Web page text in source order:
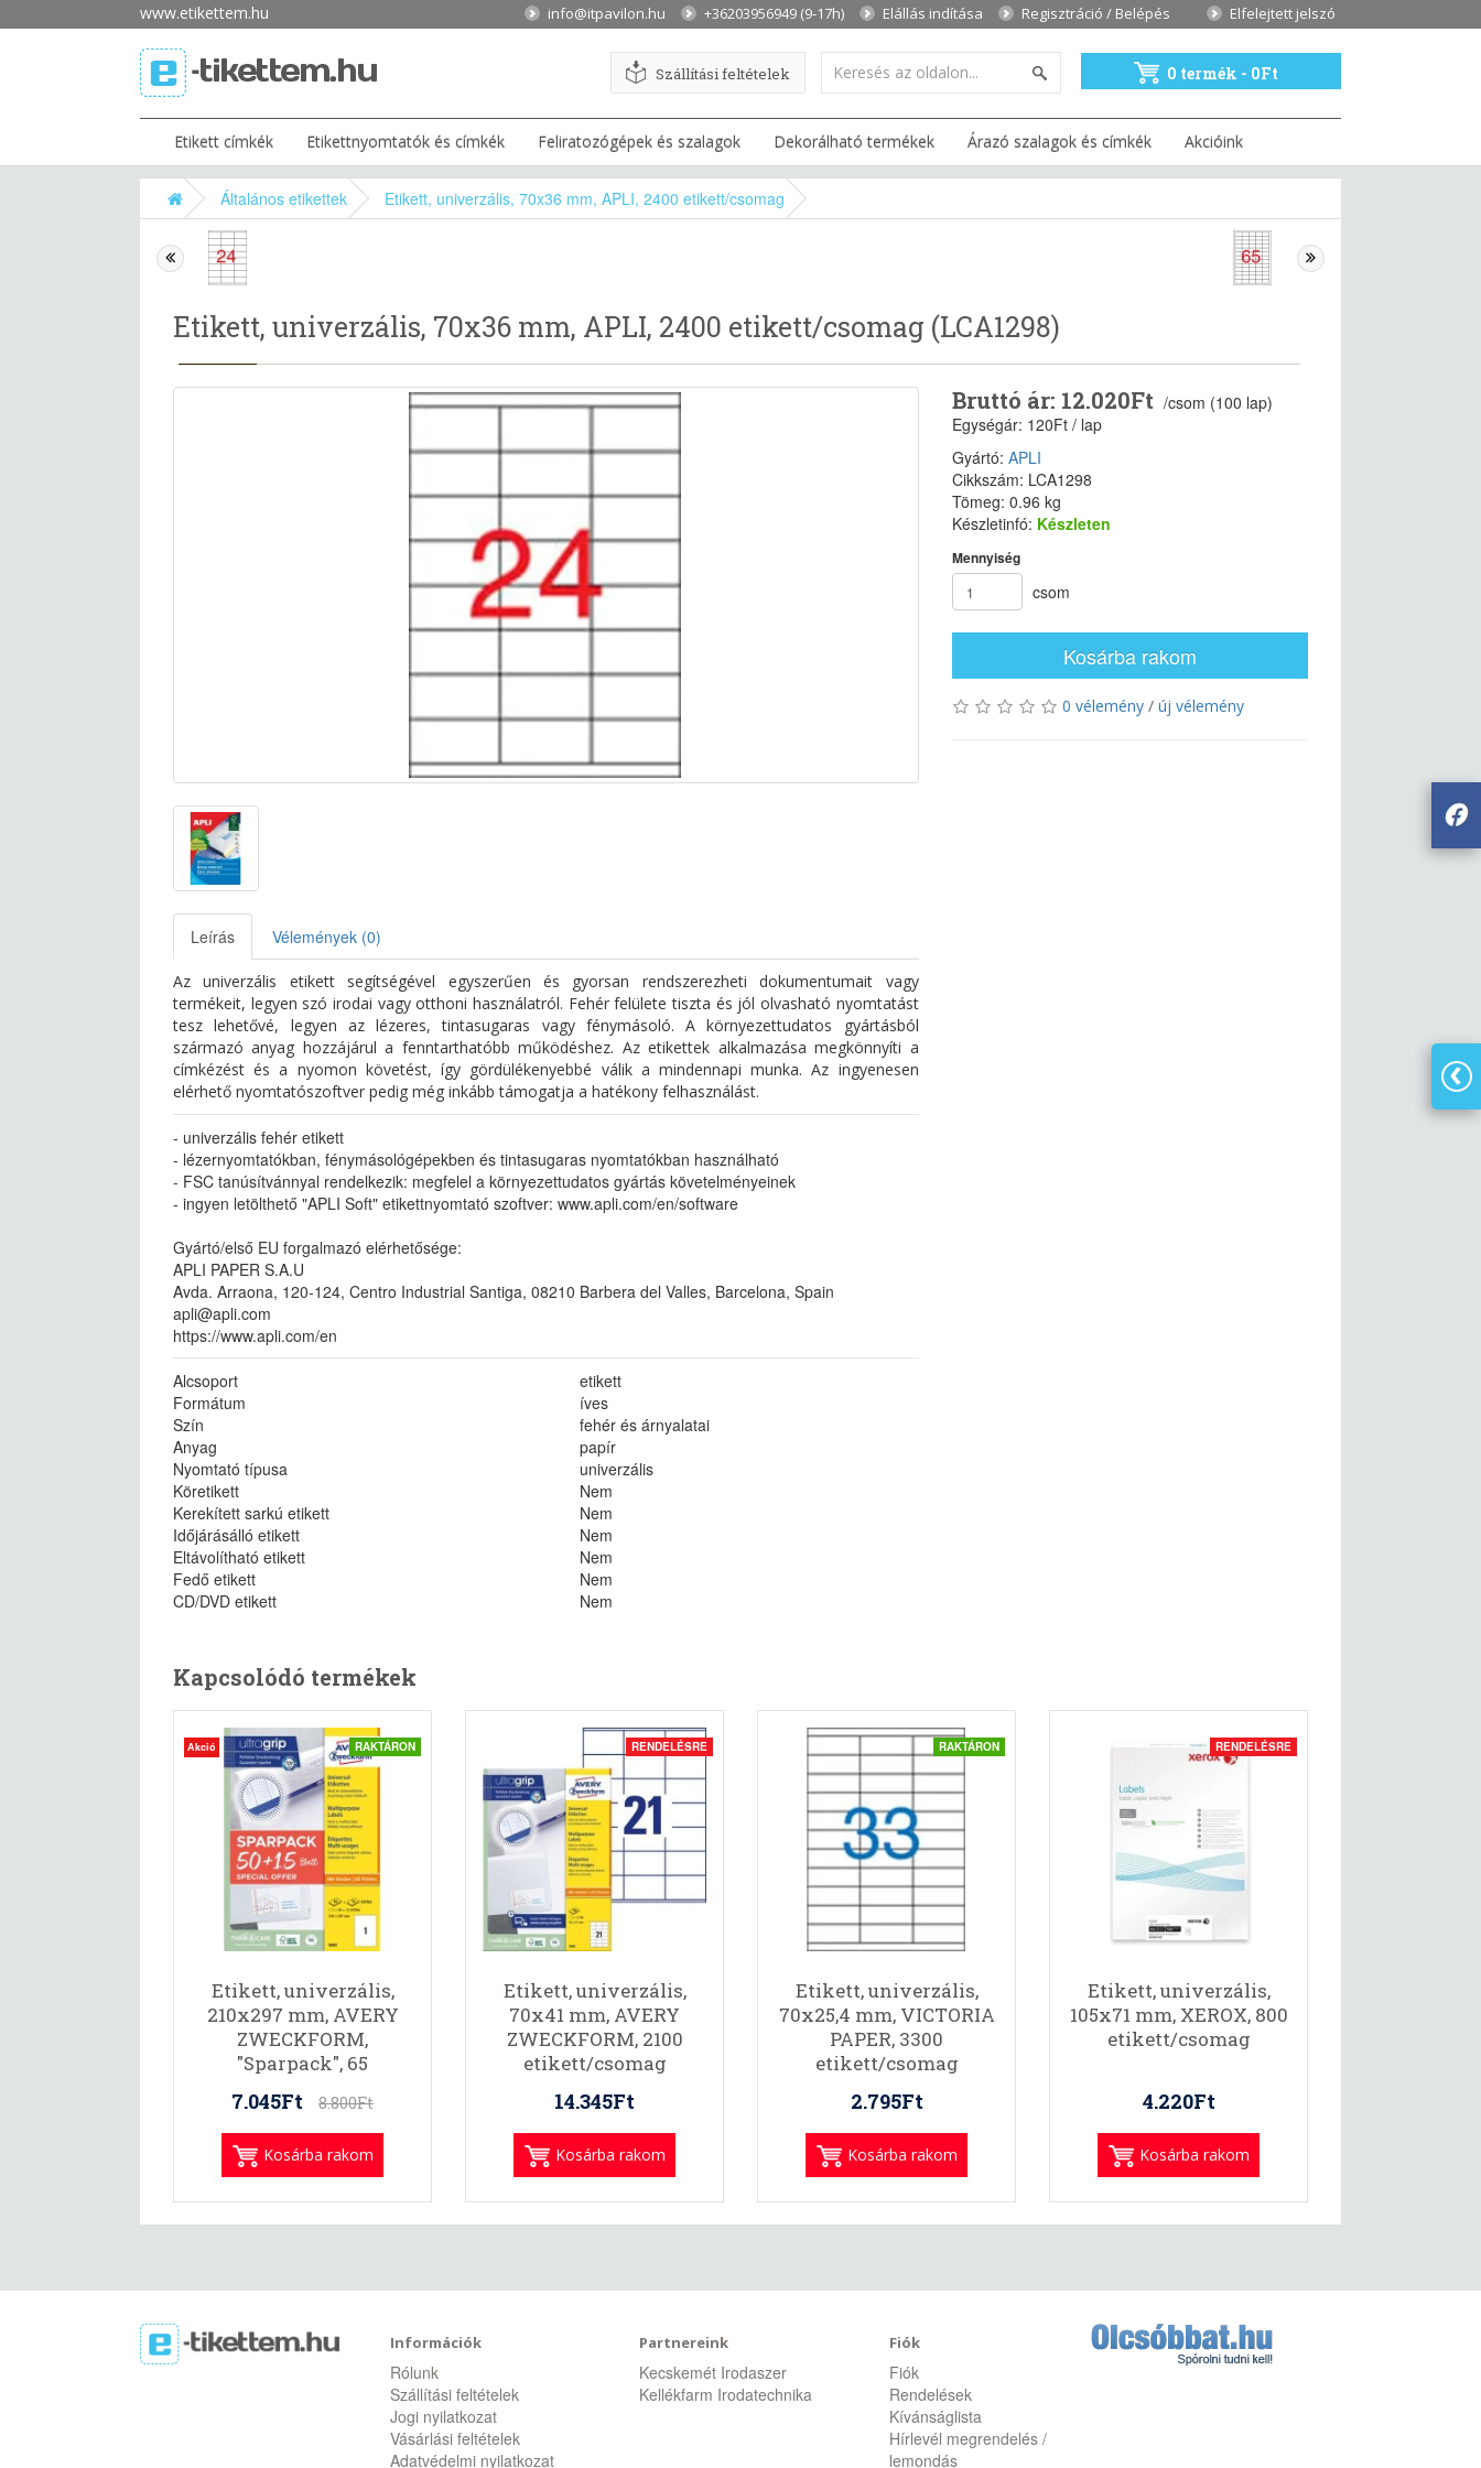
www.etikettem.hu info@itpavilon.hu +36203956949 (9-17h) Elállás indítása Regisztráció / Belépés Elfelejtett jelszó
Szállítási feltételek 0 termék - 0Ft
Etikett címkék Etikettnyomtatók és címkék Feliratozógépek és szalagok Dekorálható termékek Árazó szalagok és címkék Akcióink
Általános etikettek Etikett, univerzális, 70x36 mm, APLI, 2400 etikett/csomag
Etikett, univerzális, 70x36 mm, APLI, 2400 etikett/csomag (LCA1298)
Leírás Vélemények (0)
Az univerzális etikett segítségével egyszerűen és gyorsan rendszerezheti dokumentumait vagy
termékeit, legyen szó irodai vagy otthoni használatról. Fehér felülete tiszta és jól olvasható nyomtatást
tesz lehetővé, legyen az lézeres, tintasugaras vagy fénymásoló. A környezettudatos gyártásból
származó anyag hozzájárul a fenntarthatóbb működéshez. Az etikettek alkalmazása megkönnyíti a
címkézést és a nyomon követést, így gördülékenyebbé válik a mindennapi munka. Az ingyenesen
elérhető nyomtatószoftver pedig még inkább támogatja a hatékony felhasználást.
- univerzális fehér etikett
- lézernyomtatókban, fénymásológépekben és tintasugaras nyomtatókban használható
- FSC tanúsítvánnyal rendelkezik: megfelel a környezettudatos gyártás követelményeinek
- ingyen letölthető "APLI Soft" etikettnyomtató szoftver: www.apli.com/en/software
Gyártó/első EU forgalmazó elérhetősége:
APLI PAPER S.A.U
Avda. Arraona, 120-124, Centro Industrial Santiga, 08210 Barbera del Valles, Barcelona, Spain
apli@apli.com
https://www.apli.com/en
Alcsoport
etikett
Formátum
íves
Szín
fehér és árnyalatai
Anyag
papír
Nyomtató típusa
univerzális
Köretikett
Nem
Kerekített sarkú etikett
Nem
Időjárásálló etikett
Nem
Eltávolítható etikett
Nem
Fedő etikett
Nem
CD/DVD etikett
Nem
Bruttó ár: 12.020Ft /csom (100 lap)
Egységár: 120Ft / lap
Gyártó: APLI
Cikkszám: LCA1298
Tömeg: 0.96 kg
Készletinfó: Készleten
Mennyiség
csom
Kosárba rakom
0 vélemény/ új vélemény
Kapcsolódó termékek
Akció RAKTÁRON
Etikett, univerzális,
210x297 mm, AVERY
ZWECKFORM,
"Sparpack", 65
7.045Ft 8.800Ft
Kosárba rakom
RENDELÉSRE
Etikett, univerzális,
70x41 mm, AVERY
ZWECKFORM, 2100
etikett/csomag
14.345Ft
Kosárba rakom
RAKTÁRON
Etikett, univerzális,
70x25,4 mm, VICTORIA
PAPER, 3300
etikett/csomag
2.795Ft
Kosárba rakom
RENDELÉSRE
Etikett, univerzális,
105x71 mm, XEROX, 800
etikett/csomag
4.220Ft
Kosárba rakom
Információk
Rólunk
Szállítási feltételek
Jogi nyilatkozat
Vásárlási feltételek
Adatvédelmi nyilatkozat
Partnereink
Kecskemét Irodaszer
Kellékfarm Irodatechnika
Fiók
Fiók
Rendelések
Kívánságlista
Hírlevél megrendelés /
lemondás